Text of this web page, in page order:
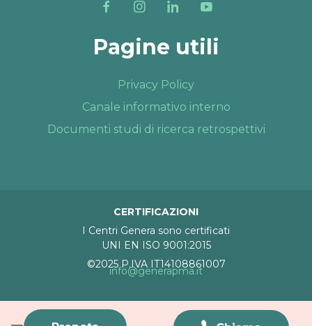
Pagine utili
Privacy Policy
Canale informativo interno
Documenti studi di ricerca retrospettivi
CERTIFICAZIONI
I Centri Genera sono certificati
UNI EN ISO 9001:2015
©2025 P.IVA IT14108861007
info@generapma.it